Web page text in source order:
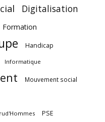
Digitalisation
Formation
Handicap
Informatique
Mouvement social
PSE